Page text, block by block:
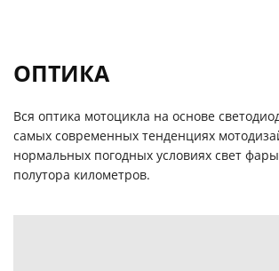
ОПТИКА
Вся оптика мотоцикла на основе
самых современных тенденциях
нормальных погодных условиях свет
полутора километров.